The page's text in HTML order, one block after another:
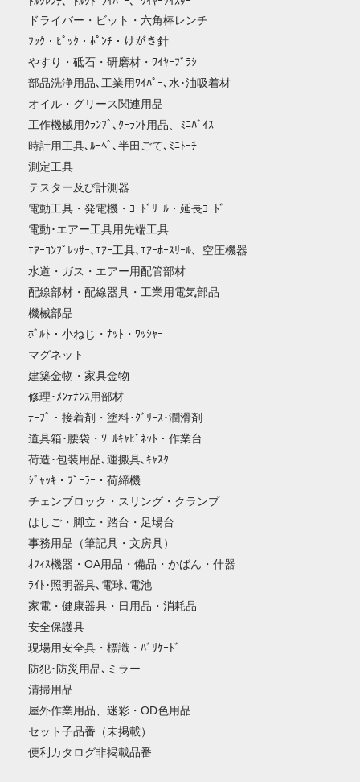
ドライバー・ビット・六角棒レンチ
ﾌｯｸ・ﾋﾟｯｸ・ﾎﾟﾝﾁ・けがき針
やすり・砥石・研磨材・ﾜｲﾔｰﾌﾞﾗｼ
部品洗浄用品､工業用ﾜｲﾊﾟｰ､水･油吸着材
オイル・グリース関連用品
工作機械用ｸﾗﾝﾌﾟ､ｸｰﾗﾝﾄ用品、ﾐﾆﾊﾞｲｽ
時計用工具､ﾙｰﾍﾟ､半田ごて､ﾐﾆﾄｰﾁ
測定工具
テスター及び計測器
電動工具・発電機・ｺｰﾄﾞﾘｰﾙ・延長ｺｰﾄﾞ
電動･エアー工具用先端工具
ｴｱｰｺﾝﾌﾟﾚｯｻｰ､ｴｱｰ工具､ｴｱｰﾎｰｽﾘｰﾙ、空圧機器
水道・ガス・エアー用配管部材
配線部材・配線器具・工業用電気部品
機械部品
ﾎﾞﾙﾄ・小ねじ・ﾅｯﾄ・ﾜｯｼｬｰ
マグネット
建築金物・家具金物
修理･ﾒﾝﾃﾅﾝｽ用部材
ﾃｰﾌﾟ・接着剤・塗料･ｸﾞﾘｰｽ･潤滑剤
道具箱･腰袋・ﾂｰﾙｷｬﾋﾞﾈｯﾄ・作業台
荷造･包装用品､運搬具､ｷｬｽﾀｰ
ｼﾞｬｯｷ・ﾌﾟｰﾗｰ・荷締機
チェンブロック・スリング・クランプ
はしご・脚立・踏台・足場台
事務用品（筆記具・文房具）
ｵﾌｨｽ機器・OA用品・備品・かばん・什器
ﾗｲﾄ･照明器具､電球､電池
家電・健康器具・日用品・消耗品
安全保護具
現場用安全具・標識・ﾊﾞﾘｹｰﾄﾞ
防犯･防災用品､ミラー
清掃用品
屋外作業用品、迷彩・OD色用品
セット子品番（未掲載）
便利カタログ非掲載品番